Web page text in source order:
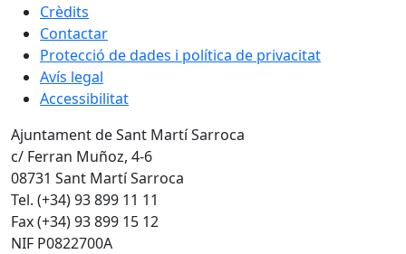
Crèdits
Contactar
Protecció de dades i política de privacitat
Avís legal
Accessibilitat
Ajuntament de Sant Martí Sarroca
c/ Ferran Muñoz, 4-6
08731 Sant Martí Sarroca
Tel. (+34) 93 899 11 11
Fax (+34) 93 899 15 12
NIF P0822700A